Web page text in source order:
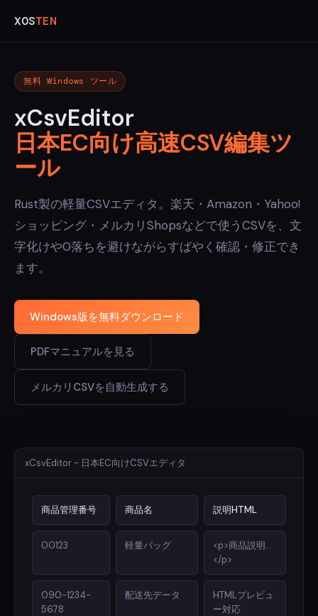
XOSTEN
無料 Windows ツール
xCsvEditor
日本EC向け高速CSV編集ツ
ール
Rust製の軽量CSVエディタ。楽天・Amazon・Yahoo!
ショッピング・メルカリShopsなどで使うCSVを、文
字化けや0落ちを避けながらすばやく確認・修正でき
ます。
Windows版を無料ダウンロード
PDFマニュアルを見る
メルカリCSVを自動生成する
xCsvEditor - 日本EC向けCSVエディタ
商品管理番号 商品名 説明HTML
00123 軽量バッグ
<p>商品説明...
</p>
090-1234-
5678
配送先データ
HTMLプレビュ
ー対応